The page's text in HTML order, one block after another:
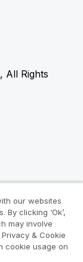
All Rights
our websites
clicking ‘Ok’,
may involve
& Cookie
cookie usage on